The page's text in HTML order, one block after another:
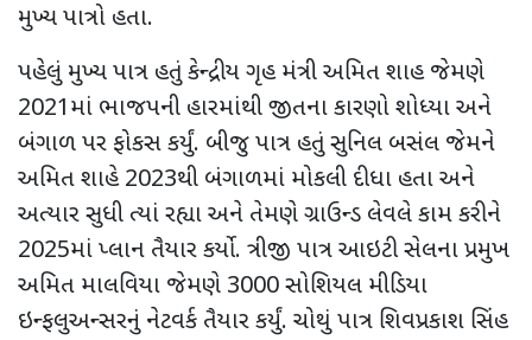
મુખ્ય પાત્રો હતા.
પહેલું મુખ્ય પાત્ર હતું કેન્દ્રીય ગૃહ મંત્રી અમિત શાહ જેમણે
2021માં ભાજપની હારમાંથી જીતના કારણો શોધ્યા અને
બંગાળ પર ફોકસ કર્યું. બીજુ પાત્ર હતું સુનિલ બસંલ જેમને
અમિત શાહે 2023થી બંગાળમાં મોકલી દીધા હતા અને
અત્યાર સુધી ત્યાં રહ્યા અને તેમણે ગ્રાઉન્ડ લેવલે કામ કરીને
2025માં પ્લાન તૈયાર કર્યો. ત્રીજી પાત્ર આઇટી સેલના પ્રમુખ
અમિત માલવિયા જેમણે 3000 સોશિયલ મીડિયા
ઇન્ફલુઅન્સરનું નેટવર્ક તૈયાર કર્યું. ચોથું પાત્ર શિવપ્રકાશ સિંહ